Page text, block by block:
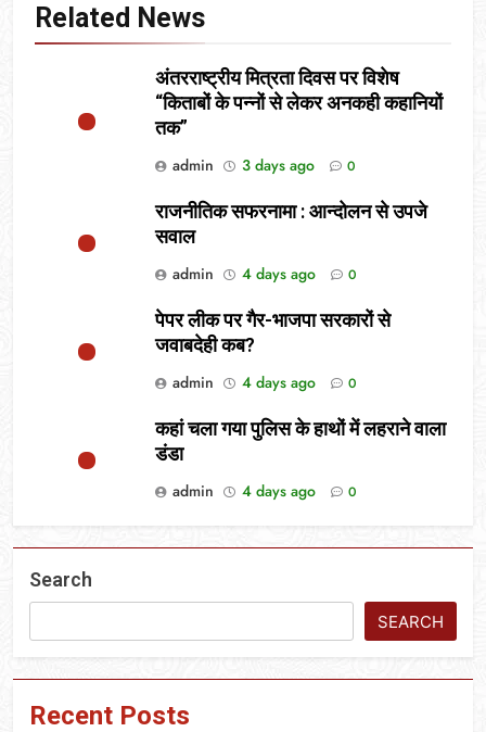
Related News
अंतरराष्ट्रीय मित्रता दिवस पर विशेष
“किताबों के पन्नों से लेकर अनकही कहानियों
तक”
admin
3 days ago 0
राजनीतिक सफरनामा : आन्दोलन से उपजे
सवाल
admin
4 days ago 0
पेपर लीक पर गैर-भाजपा सरकारों से
जवाबदेही कब?
admin
4 days ago 0
कहां चला गया पुलिस के हाथों में लहराने वाला
डंडा
admin
4 days ago 0
Search
SEARCH
Recent Posts